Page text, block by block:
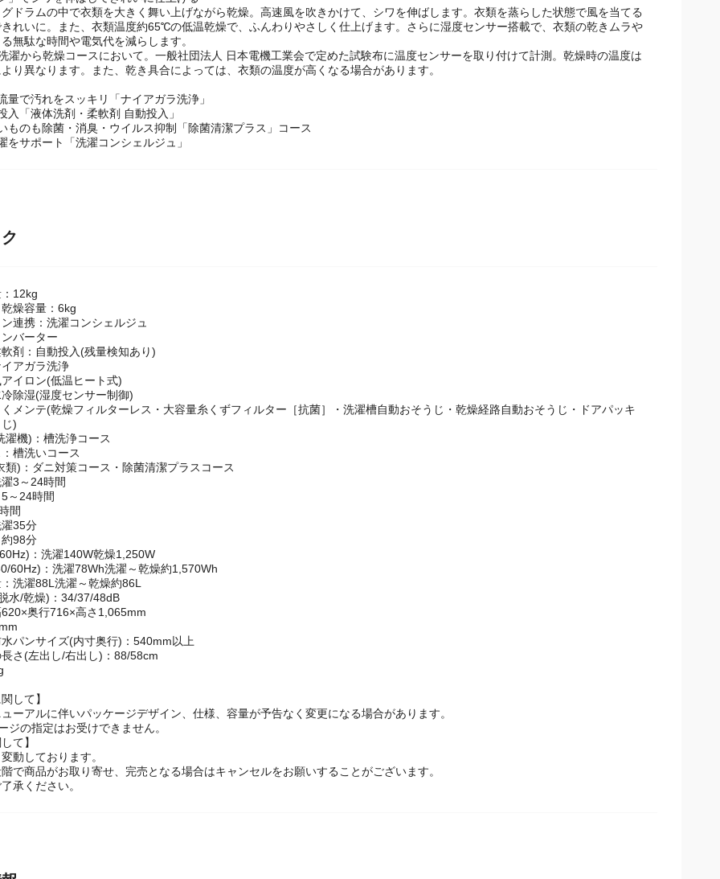
、1日1回運転時。
により効果は異なります。
」でシワを伸ばしてきれいに仕上げる
ドラムの中で衣類を大きく舞い上げながら乾燥。高速風を吹きかけて、シワを伸ばします。衣類を蒸らした状態で風を当てる
れいに。また、衣類温度約65℃の低温乾燥で、ふんわりやさしく仕上げます。さらに湿度センサー搭載で、衣類の乾きムラや
無駄な時間や電気代を減らします。
濯から乾燥コースにおいて。一般社団法人 日本電機工業会で定めた試験布に温度センサーを取り付けて計測。乾燥時の温度は
り異なります。また、乾き具合によっては、衣類の温度が高くなる場合があります。
12kg
燥容量：6kg
連携：洗濯コンシェルジュ
バーター
剤：自動投入(残量検知あり)
アガラ洗浄
イロン(低温ヒート式)
除湿(湿度センサー制御)
メンテ(乾燥フィルターレス・大容量糸くずフィルター［抗菌］・洗濯槽自動おそうじ・乾燥経路自動おそうじ・ドアパッキ
)
機)：槽洗浄コース
槽洗いコース
)：ダニ対策コース・除菌清潔プラスコース
3～24時間
～24時間
間
35分
98分
：洗濯140W乾燥1,250W
60Hz)：洗濯78Wh洗濯～乾燥約1,570Wh
洗濯88L洗濯～乾燥約86L
水/乾燥)：34/37/48dB
奥行716×高さ1,065mm
パンサイズ(内寸奥行)：540mm以上
さ(左出し/右出し)：88/58cm
して】
ーアルに伴いパッケージデザイン、仕様、容量が予告なく変更になる場合があります。
ジの指定はお受けできません。